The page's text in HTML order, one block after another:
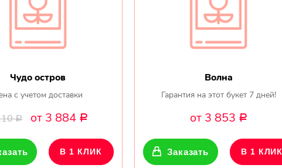
Чудо остров
с учетом доставки
Р от 3 884 Р
В 1 КЛИК
Волна
Гарантия на этот букет 7 дней!
от 3 853 Р
Заказать В 1 КЛИК